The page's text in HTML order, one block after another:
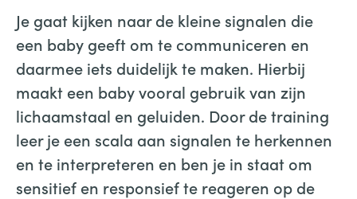
Je gaat kijken naar de kleine signalen die
een baby geeft om te communiceren en
daarmee iets duidelijk te maken. Hierbij
maakt een baby vooral gebruik van zijn
lichaamstaal en geluiden. Door de training
leer je een scala aan signalen te herkennen
en te interpreteren en ben je in staat om
sensitief en responsief te reageren op de